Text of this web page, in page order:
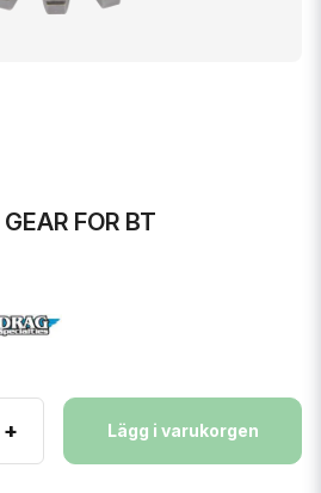
FOR BT
+ Lägg i varukorgen